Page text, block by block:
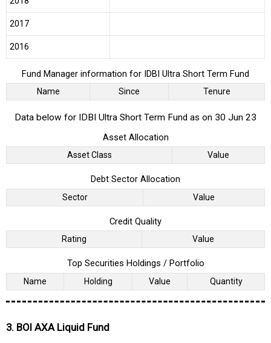
2017
2016
Fund Manager information for IDBI Ultra Short Term Fund
Name Since Tenure
Data below for IDBI Ultra Short Term Fund as on 30 Jun 23
Asset Allocation
Asset Class Value
Debt Sector Allocation
Sector Value
Credit Quality
Rating Value
Top Securities Holdings / Portfolio
Name Holding Value Quantity
3. BOI AXA Liquid Fund